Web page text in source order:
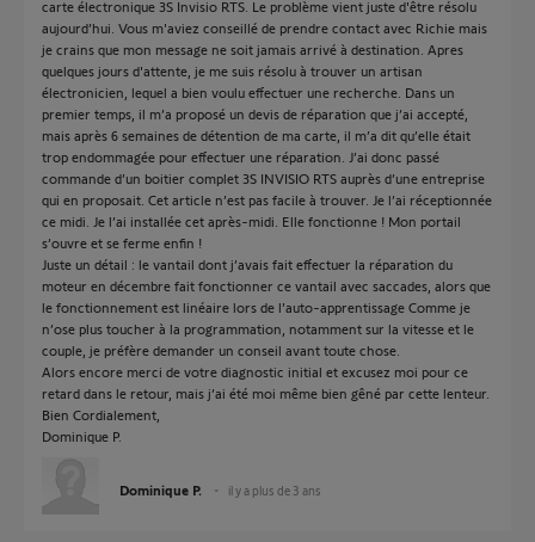
carte électronique 3S Invisio RTS. Le problème vient juste d'être résolu
aujourd’hui. Vous m'aviez conseillé de prendre contact avec Richie mais
je crains que mon message ne soit jamais arrivé à destination. Apres
quelques jours d'attente, je me suis résolu à trouver un artisan
électronicien, lequel a bien voulu effectuer une recherche. Dans un
premier temps, il m’a proposé un devis de réparation que j’ai accepté,
mais après 6 semaines de détention de ma carte, il m’a dit qu’elle était
trop endommagée pour effectuer une réparation. J’ai donc passé
commande d’un boitier complet 3S INVISIO RTS auprès d’une entreprise
qui en proposait. Cet article n’est pas facile à trouver. Je l’ai réceptionnée
ce midi. Je l’ai installée cet après-midi. Elle fonctionne ! Mon portail
s’ouvre et se ferme enfin !
Juste un détail : le vantail dont j’avais fait effectuer la réparation du
moteur en décembre fait fonctionner ce vantail avec saccades, alors que
le fonctionnement est linéaire lors de l’auto-apprentissage Comme je
n’ose plus toucher à la programmation, notamment sur la vitesse et le
couple, je préfère demander un conseil avant toute chose.
Alors encore merci de votre diagnostic initial et excusez moi pour ce
retard dans le retour, mais j’ai été moi même bien gêné par cette lenteur.
Bien Cordialement,
Dominique P.
Dominique P. il y a plus de 3 ans